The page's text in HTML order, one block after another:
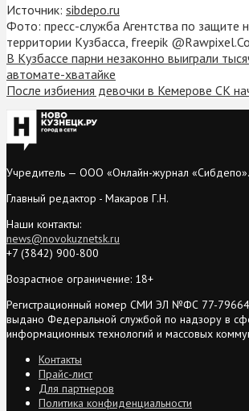
Источник: sibdepo.ru
Фото: пресс-служба Агентства по защите
территории Кузбасса, freepik
В Кузбассе парни незаконно выиграли
автомате-хватайке
После избиения девочки в Кемерове СК
Учредитель — ООО «Онлайн-журнал «Сибдепо».
Главный редактор - Макаров Г.Н.
Наши контакты:
news@novokuznetsk.ru
+7 (3842) 900-800
Возрастное ограничение: 18+
Регистрационный номер СМИ ЭЛ №ФС 77-79664
выдано Федеральной службой по надзору в
информационных технологий и массовых
Контакты
Прайс-лист
Для партнеров
Политика конфиденциальности